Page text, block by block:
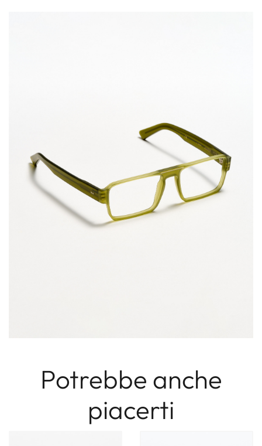
Potrebbe anche
piacerti